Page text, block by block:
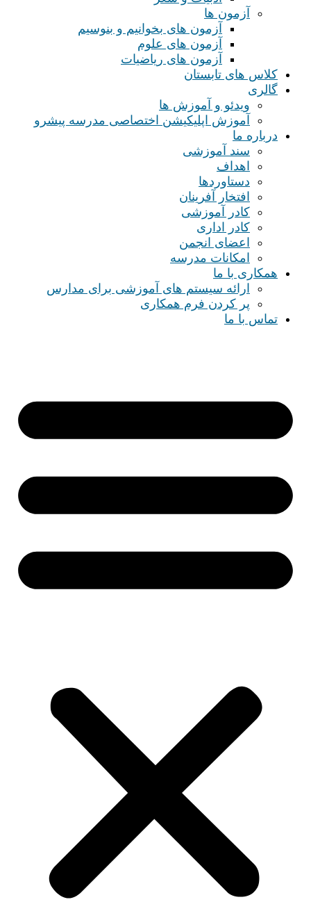
آزمون ها
آزمون های بخوانیم و بنوسیم
آزمون های علوم
آزمون های ریاضیات
کلاس های تابستان
گالری
ویدئو و آموزش ها
آموزش اپلیکیشن اختصاصی مدرسه پیشرو
درباره ما
سند آموزشی
اهداف
دستاوردها
افتخار آفرینان
کادر آموزشی
کادر اداری
اعضای انجمن
امکانات مدرسه
همکاری با ما
ارائه سیستم های آموزشی برای مدارس
پر کردن فرم همکاری
تماس با ما